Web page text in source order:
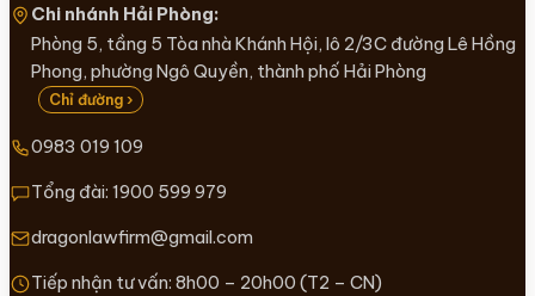
Chi nhánh Hải Phòng:
Phòng 5, tầng 5 Tòa nhà Khánh Hội, lô 2/3C đường Lê Hồng
Phong, phường Ngô Quyền, thành phố Hải Phòng
Chỉ đường ›
0983 019 109
Tổng đài: 1900 599 979
dragonlawfirm@gmail.com
Tiếp nhận tư vấn: 8h00 – 20h00 (T2 – CN)